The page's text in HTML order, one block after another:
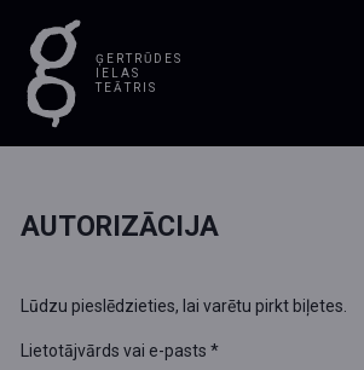
ĢERTRŪDES
IELAS
TEĀTRIS
AUTORIZĀCIJA
Lūdzu pieslēdzieties, lai varētu pirkt biļetes.
Lietotājvārds vai e-pasts *